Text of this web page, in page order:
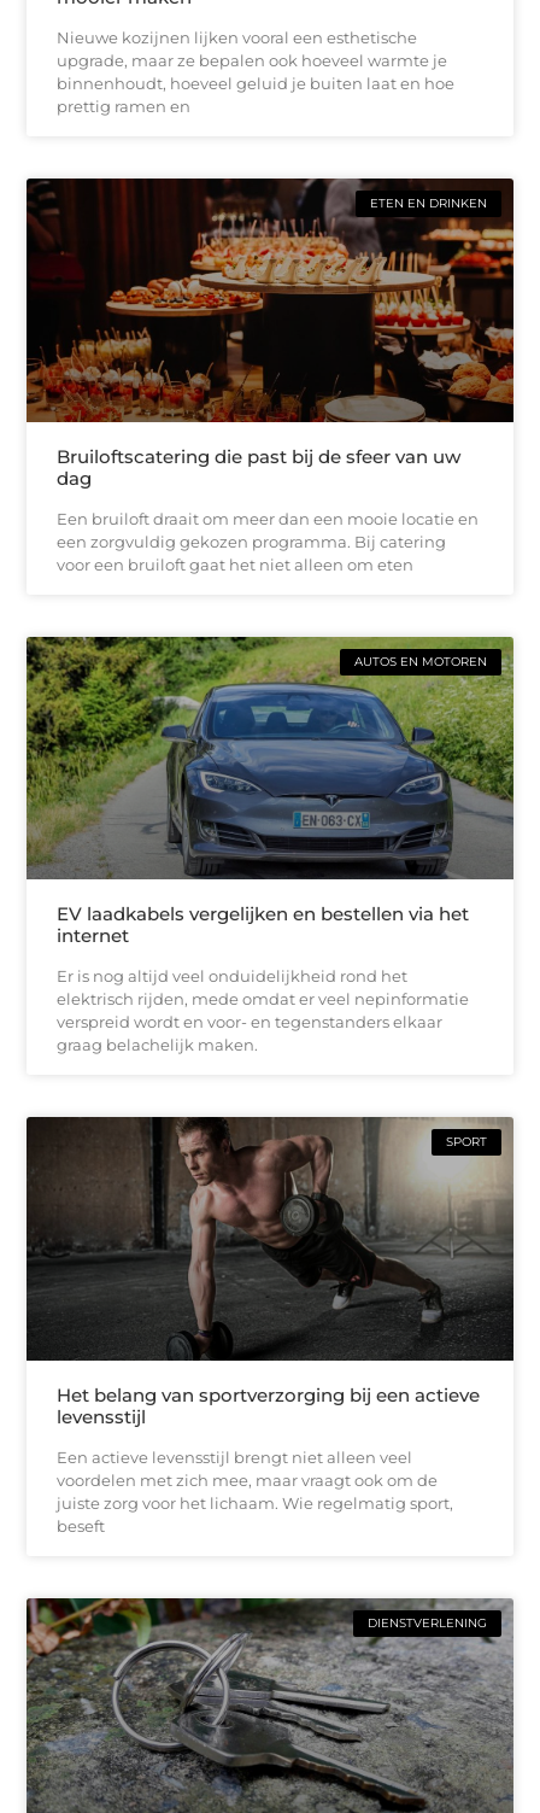
Nieuwe kozijnen lijken vooral een esthetische
upgrade, maar ze bepalen ook hoeveel warmte je
binnenhoudt, hoeveel geluid je buiten laat en hoe
prettig ramen en
ETEN EN DRINKEN
Bruiloftscatering die past bij de sfeer van uw
dag
Een bruiloft draait om meer dan een mooie locatie en
een zorgvuldig gekozen programma. Bij catering
voor een bruiloft gaat het niet alleen om eten
AUTOS EN MOTOREN
EV laadkabels vergelijken en bestellen via het
internet
Er is nog altijd veel onduidelijkheid rond het
elektrisch rijden, mede omdat er veel nepinformatie
verspreid wordt en voor- en tegenstanders elkaar
graag belachelijk maken.
SPORT
Het belang van sportverzorging bij een actieve
levensstijl
Een actieve levensstijl brengt niet alleen veel
voordelen met zich mee, maar vraagt ook om de
juiste zorg voor het lichaam. Wie regelmatig sport,
beseft
DIENSTVERLENING